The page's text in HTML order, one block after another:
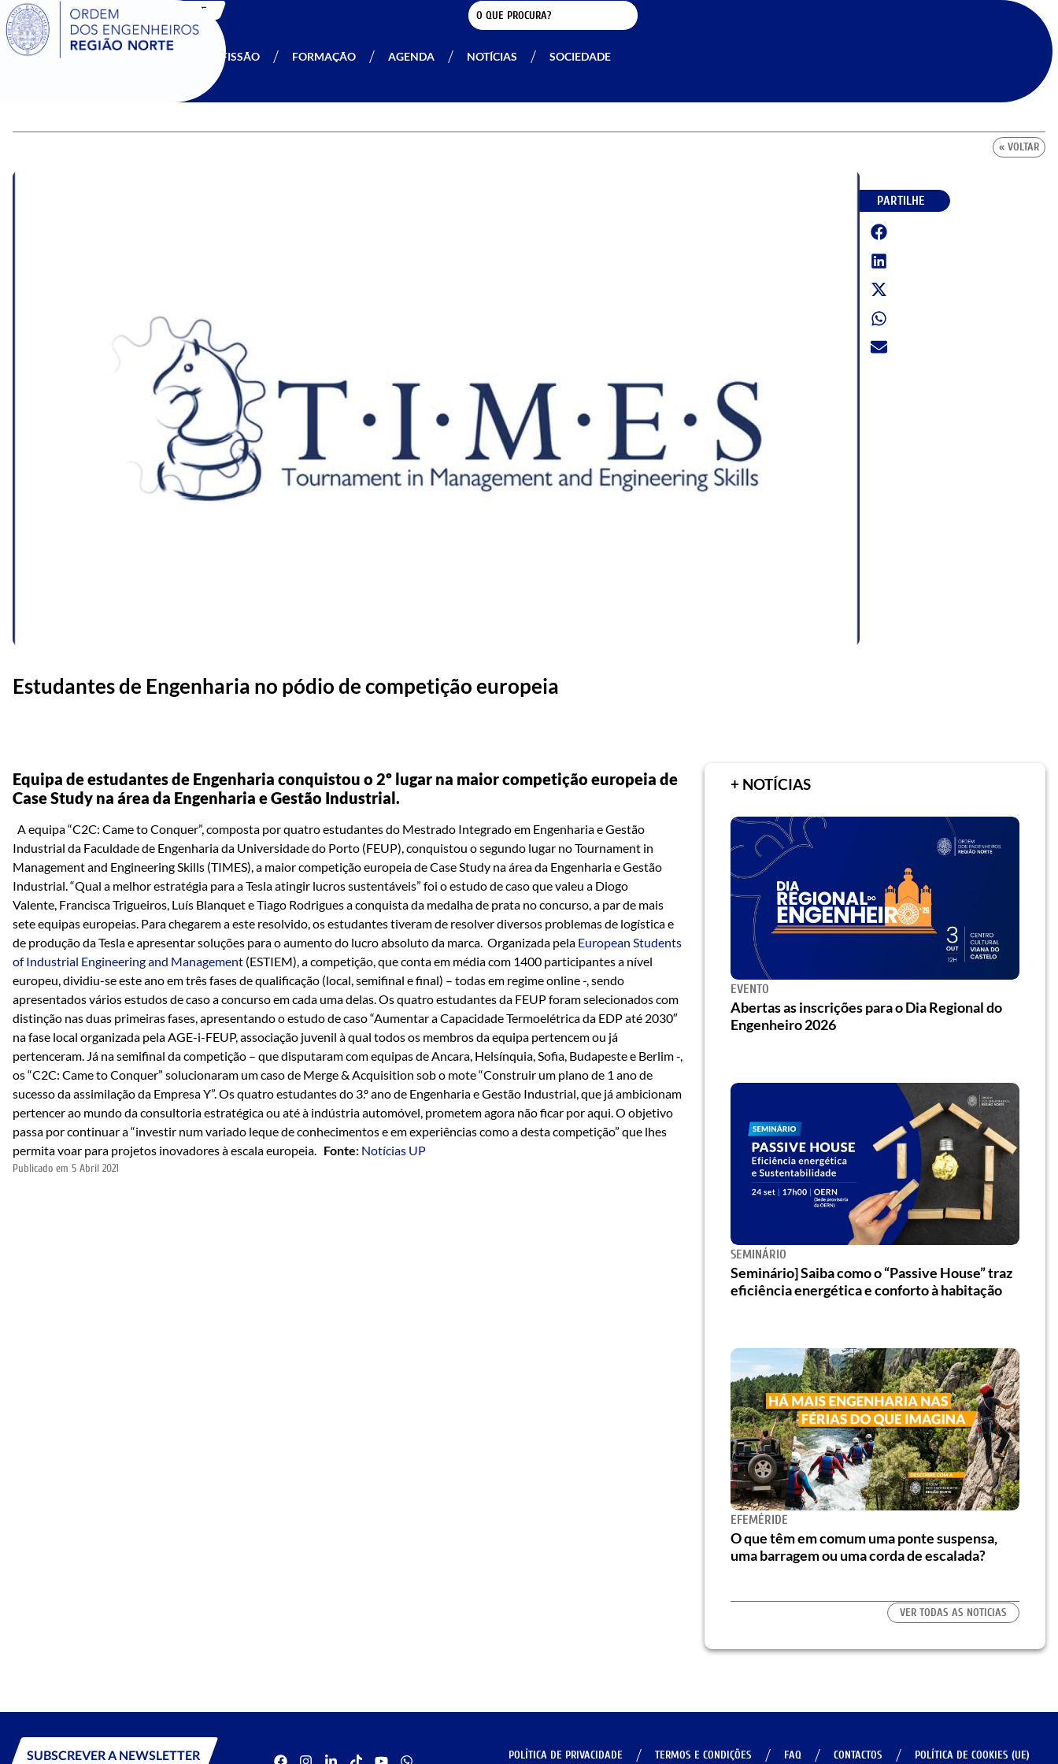
SIGOE
A OERN PROFISSÃO FORMAÇÃO AGENDA NOTÍCIAS SOCIEDADE
« VOLTAR
PARTILHE
Estudantes de Engenharia no pódio de competição europeia
Equipa de estudantes de Engenharia conquistou o 2º lugar na maior competição europeia de
Case Study na área da Engenharia e Gestão Industrial.
A equipa “C2C: Came to Conquer”, composta por quatro estudantes do Mestrado Integrado em Engenharia e Gestão
Industrial da Faculdade de Engenharia da Universidade do Porto (FEUP), conquistou o segundo lugar no Tournament in
Management and Engineering Skills (TIMES), a maior competição europeia de Case Study na área da Engenharia e Gestão
Industrial. “Qual a melhor estratégia para a Tesla atingir lucros sustentáveis” foi o estudo de caso que valeu a Diogo
Valente, Francisca Trigueiros, Luís Blanquet e Tiago Rodrigues a conquista da medalha de prata no concurso, a par de mais
sete equipas europeias. Para chegarem a este resolvido, os estudantes tiveram de resolver diversos problemas de logística e
de produção da Tesla e apresentar soluções para o aumento do lucro absoluto da marca. Organizada pela European Students
of Industrial Engineering and Management (ESTIEM), a competição, que conta em média com 1400 participantes a nível
europeu, dividiu-se este ano em três fases de qualificação (local, semifinal e final) – todas em regime online -, sendo
apresentados vários estudos de caso a concurso em cada uma delas. Os quatro estudantes da FEUP foram selecionados com
distinção nas duas primeiras fases, apresentando o estudo de caso “Aumentar a Capacidade Termoelétrica da EDP até 2030″
na fase local organizada pela AGE-i-FEUP, associação juvenil à qual todos os membros da equipa pertencem ou já
pertenceram. Já na semifinal da competição – que disputaram com equipas de Ancara, Helsínquia, Sofia, Budapeste e Berlim -,
os “C2C: Came to Conquer” solucionaram um caso de Merge & Acquisition sob o mote “Construir um plano de 1 ano de
sucesso da assimilação da Empresa Y”. Os quatro estudantes do 3.º ano de Engenharia e Gestão Industrial, que já ambicionam
pertencer ao mundo da consultoria estratégica ou até à indústria automóvel, prometem agora não ficar por aqui. O objetivo
passa por continuar a “investir num variado leque de conhecimentos e em experiências como a desta competição” que lhes
permita voar para projetos inovadores à escala europeia. Fonte: Notícias UP
Publicado em 5 Abril 2021
+ NOTÍCIAS
EVENTO
Abertas as inscrições para o Dia Regional do
Engenheiro 2026
SEMINÁRIO
Seminário] Saiba como o “Passive House” traz
eficiência energética e conforto à habitação
EFEMÉRIDE
O que têm em comum uma ponte suspensa,
uma barragem ou uma corda de escalada?
VER TODAS AS NOTICIAS
SUBSCREVER A NEWSLETTER POLÍTICA DE PRIVACIDADE TERMOS E CONDIÇÕES FAQ CONTACTOS POLÍTICA DE COOKIES (UE)